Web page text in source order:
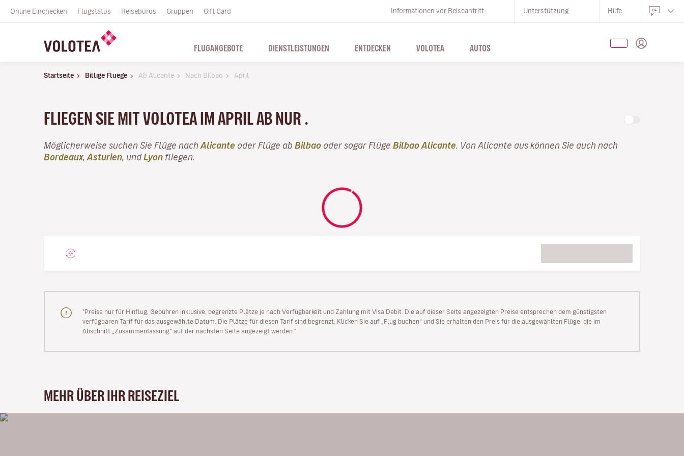
Online Einchecken Flugstatus Reisebüros Gruppen Gift Card Informationen vor Reiseantritt Unterstützung Hilfe
FLUGANGEBOTE DIENSTLEISTUNGEN ENTDECKEN VOLOTEA AUTOS
Startseite Billige Fluege Ab Alicante Nach Bilbao April
FLIEGEN SIE MIT VOLOTEA IM APRIL AB NUR .
Möglicherweise suchen Sie Flüge nach Alicante oder Flüge ab Bilbao oder sogar Flüge Bilbao Alicante . Von Alicante aus können Sie auch nach
Bordeaux, Asturien , undLyon fliegen.
"Preise nur für Hinflug, Gebühren inklusive, begrenzte Plätze je nach Verfügbarkeit und Zahlung mit Visa Debit. Die auf dieser Seite angezeigten Preise entsprechen dem günstigsten
verfügbaren Tarif für das ausgewählte Datum. Die Plätze für diesen Tarif sind begrenzt. Klicken Sie auf „Flug buchen“ und Sie erhalten den Preis für die ausgewählten Flüge, die im
Abschnitt „Zusammenfassung“ auf der nächsten Seite angezeigt werden."
MEHR ÜBER IHR REISEZIEL